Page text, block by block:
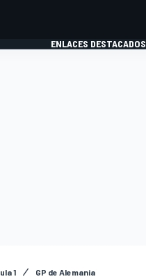
ENLACES DESTACADOS
1 GP de Alemania